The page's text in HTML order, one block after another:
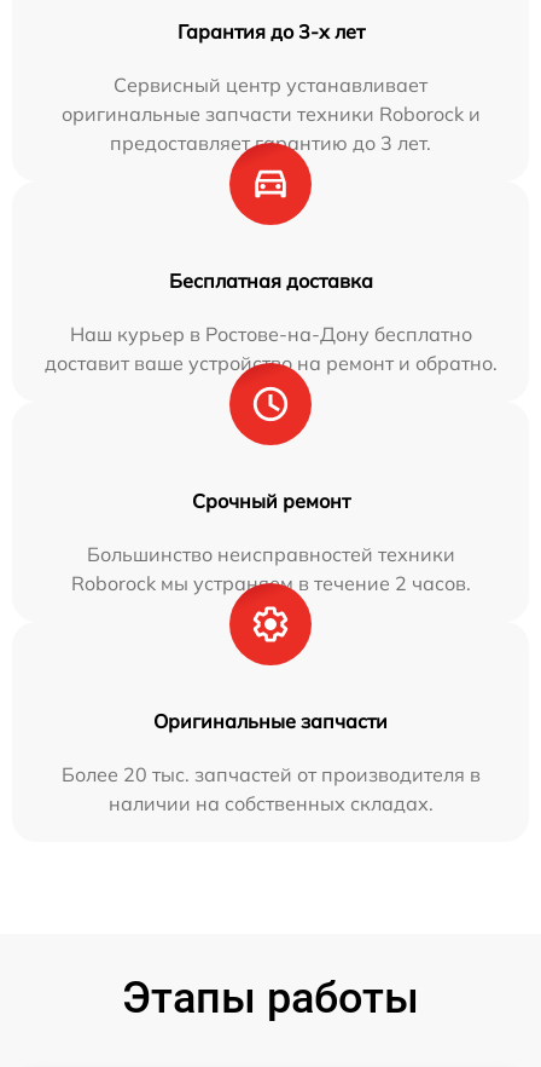
Гарантия до 3-х лет
Сервисный центр устанавливает
оригинальные запчасти техники Roborock и
предоставляет гарантию до 3 лет.
Бесплатная доставка
Наш курьер в Ростове-на-Дону бесплатно
доставит ваше устройство на ремонт и обратно.
Срочный ремонт
Большинство неисправностей техники
Roborock мы устраняем в течение 2 часов.
Оригинальные запчасти
Более 20 тыс. запчастей от производителя в
наличии на собственных складах.
Этапы работы